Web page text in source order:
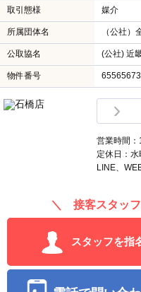
取引態様 媒介
所属団体名 （公社
公取協名 (公社) 近
物件番号
営業時間
定休日：
LINE、
＼ 接客スタッ
スタッフを指